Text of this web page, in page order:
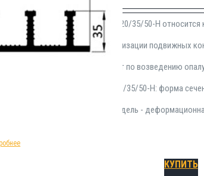
прокладка ДН-У 320/35/50-Н
в сфере устройства герметизации подвижных
при проведении работ по возведению
гидрошпонки ДН-У 320/35/50-Н: форма
материал изготовления - ПВХ; модель -
КУПИТЬ